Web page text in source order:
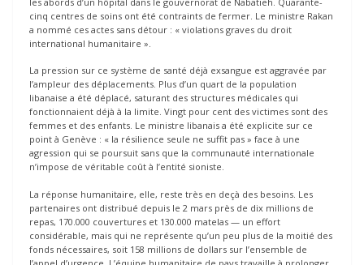
cinq centres de soins ont été contraints de fermer. Le ministre Rakan
a nommé ces actes sans détour : « violations graves du droit
international humanitaire ».
La pression sur ce système de santé déjà exsangue est aggravée par
l’ampleur des déplacements. Plus d’un quart de la population
libanaise a été déplacé, saturant des structures médicales qui
fonctionnaient déjà à la limite. Vingt pour cent des victimes sont des
femmes et des enfants. Le ministre libanais a été explicite sur ce
point à Genève : « la résilience seule ne suffit pas » face à une
agression qui se poursuit sans que la communauté internationale
n’impose de véritable coût à l’entité sioniste.
La réponse humanitaire, elle, reste très en deçà des besoins. Les
partenaires ont distribué depuis le 2 mars près de dix millions de
repas, 170.000 couvertures et 130.000 matelas — un effort
considérable, mais qui ne représente qu’un peu plus de la moitié des
fonds nécessaires, soit 158 millions de dollars sur l’ensemble de